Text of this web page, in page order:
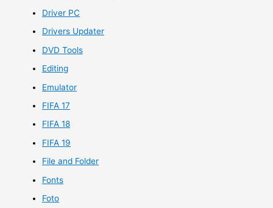
Driver PC
Drivers Updater
DVD Tools
Editing
Emulator
FIFA 17
FIFA 18
FIFA 19
File and Folder
Fonts
Foto